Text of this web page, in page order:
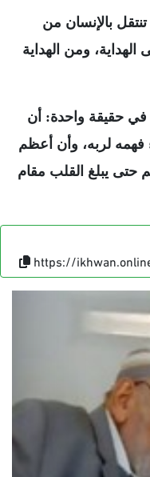
بالإنسان من
الهداية، ومن الهداية
في حقيقة واحدة: أن
فهمه لربه، وأن أعظم
حتى يبلغ القلب مقام
https://